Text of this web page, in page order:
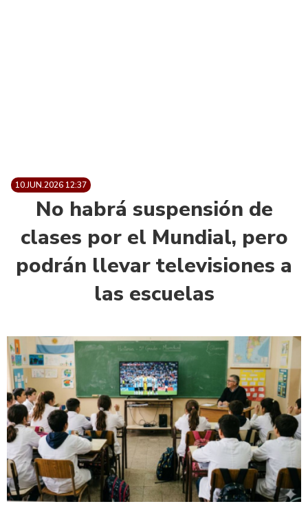
10.JUN.2026 12:37
No habrá suspensión de
clases por el Mundial, pero
podrán llevar televisiones a
las escuelas